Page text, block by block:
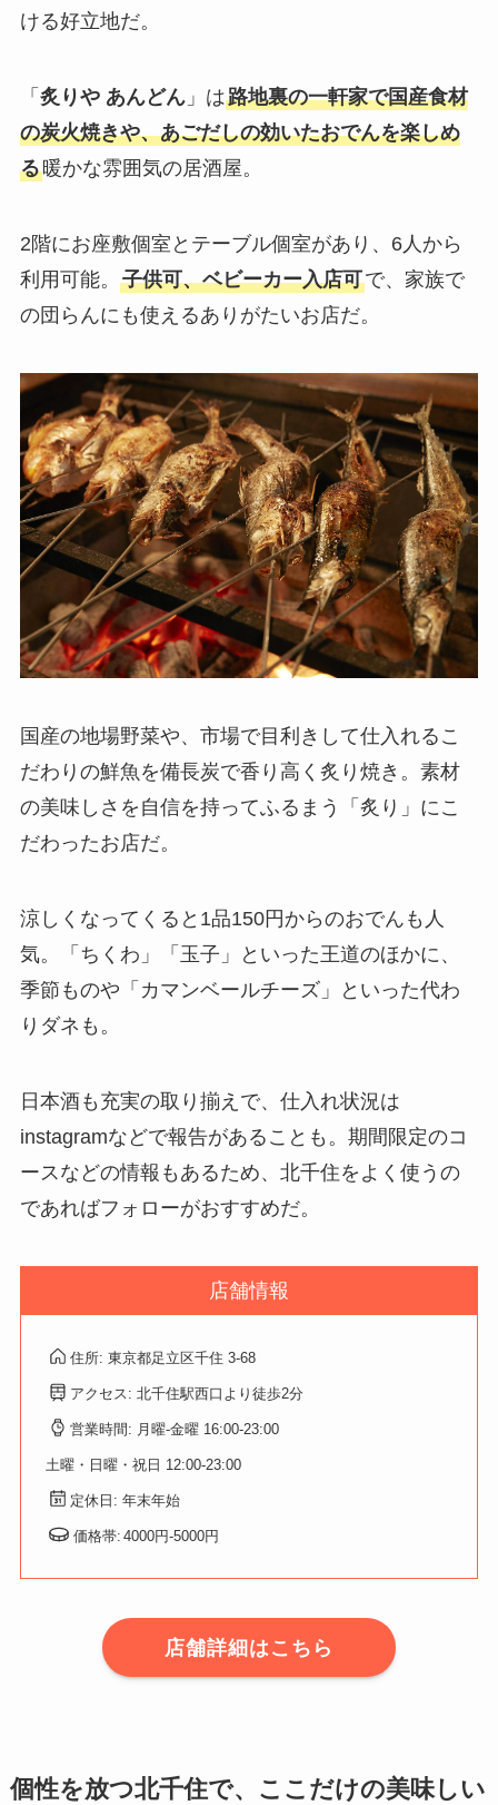
ける好立地だ。
「 炙りや あんどん」は路地裏の一軒家で国産食材
の炭火焼きや、あごだしの効いたおでんを楽しめ
る暖かな雰囲気の居酒屋。
2階にお座敷個室とテーブル個室があり、6人から
利用可能。 子供可、ベビーカー入店可で、家族で
の団らんにも使えるありがたいお店だ。
国産の地場野菜や、市場で目利きして仕入れるこ
だわりの鮮魚を備長炭で香り高く炙り焼き。素材
の美味しさを自信を持ってふるまう「炙り」にこ
だわったお店だ。
涼しくなってくると1品150円からのおでんも人
気。「ちくわ」「玉子」といった王道のほかに、
季節ものや「カマンベールチーズ」といった代わ
りダネも。
日本酒も充実の取り揃えで、仕入れ状況は
instagramなどで報告があることも。期間限定のコ
ースなどの情報もあるため、北千住をよく使うの
であればフォローがおすすめだ。
店舗情報
住所: 東京都足立区千住 3-68
アクセス: 北千住駅西口より徒歩2分
営業時間: 月曜-金曜 16:00-23:00
土曜・日曜・祝日 12:00-23:00
定休日: 年末年始
価格帯: 4000円-5000円
店舗詳細はこちら
個性を放つ北千住で、ここだけの美味しい